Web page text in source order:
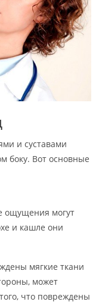
и суставами
боку. Вот основные
ощущения могут
и кашле они
мягкие ткани
может
что повреждены